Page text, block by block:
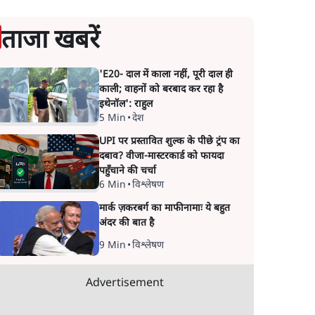
ताजा खबरें
'E20- दाल में काला नहीं, पूरी दाल ही
काली; वाहनों को बरबाद कर रहा है
इथेनॉल': राहुल
5 Min •देश
UPI पर प्रस्तावित शुल्क के पीछे ट्रंप का
दबाव? वीजा-मास्टरकार्ड को फायदा
पहुँचाने की चर्चा
6 Min •विश्लेषण
मार्क ज़करबर्ग का माफीनामाः ये बहुत
अंदर की बात है
9 Min •विश्लेषण
Advertisement